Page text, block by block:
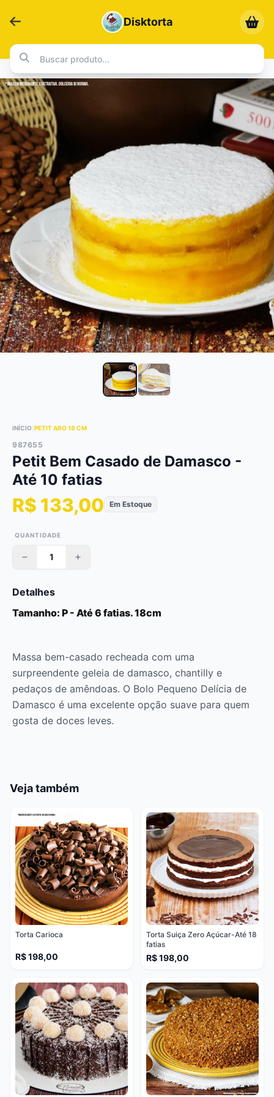
Disktorta
INÍCIO/PETIT ARO 18 CM
987655
Petit Bem Casado de Damasco -
Até 10 fatias
R$ 133,00 Em Estoque
QUANTIDADE
Detalhes
Tamanho: P - Até 6 fatias. 18cm
Massa bem-casado recheada com uma
surpreendente geleia de damasco, chantilly e
pedaços de amêndoas. O Bolo Pequeno Delícia de
Damasco é uma excelente opção suave para quem
gosta de doces leves.
Veja também
Torta Carioca
R$ 198,00
Torta Suiça Zero Açúcar-Até 18
fatias
R$ 198,00